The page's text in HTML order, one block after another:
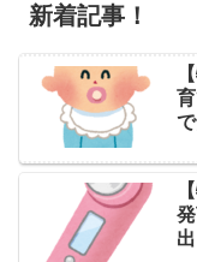
新着記事！